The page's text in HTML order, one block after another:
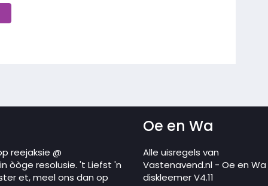
reejaksie @
òòge resolusie. 't Liefst 'n
et, meel ons dan op
Oe en Wa
Alle uisregels van
Vastenavend.nl - Oe en Wa
diskleemer V4.11